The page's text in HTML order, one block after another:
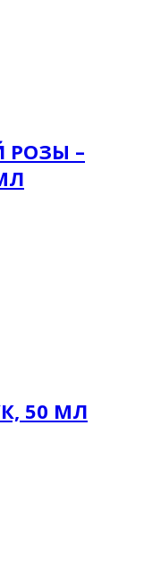
–
50 МЛ